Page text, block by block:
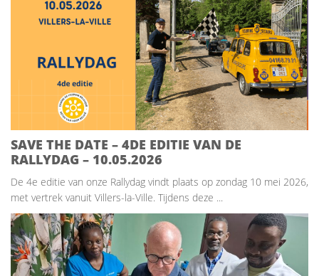
SAVE THE DATE – 4DE EDITIE VAN DE
RALLYDAG – 10.05.2026
De 4e editie van onze Rallydag vindt plaats op zondag 10 mei 2026,
met vertrek vanuit Villers-la-Ville. Tijdens deze ...